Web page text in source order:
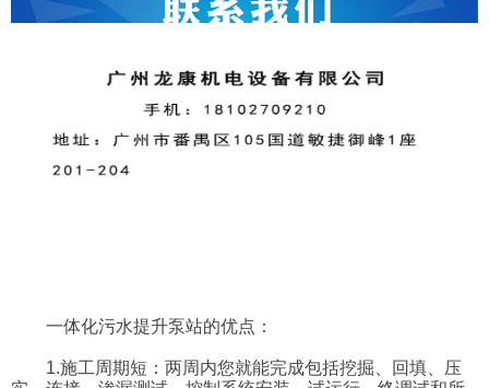
一体化污水提升泵站的优点：
1.施工周期短：两周内您就能完成包括挖掘、回填、压